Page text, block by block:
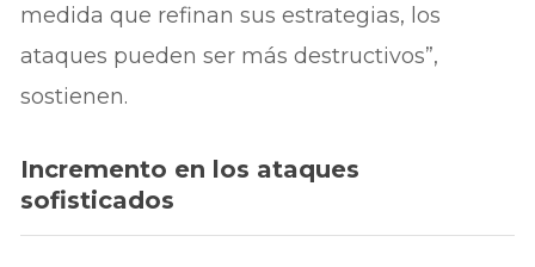
medida que refinan sus estrategias, los
ataques pueden ser más destructivos”,
sostienen.
Incremento en los ataques
sofisticados